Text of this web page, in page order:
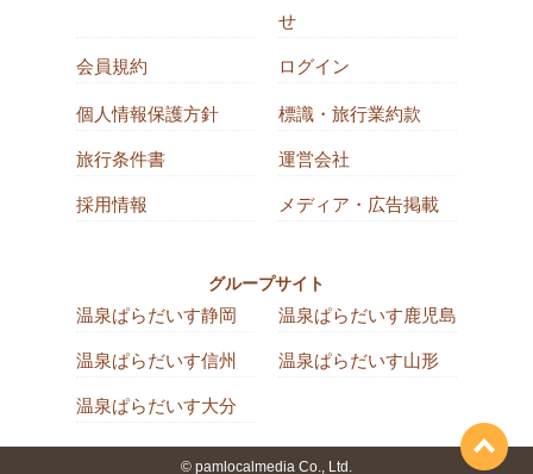
せ
会員規約 ログイン
個人情報保護方針 標識・旅行業約款
旅行条件書 運営会社
採用情報 メディア・広告掲載
グループサイト
温泉ぱらだいす静岡 温泉ぱらだいす鹿児島
温泉ぱらだいす信州 温泉ぱらだいす山形
温泉ぱらだいす大分
© pamlocalmedia Co., Ltd.